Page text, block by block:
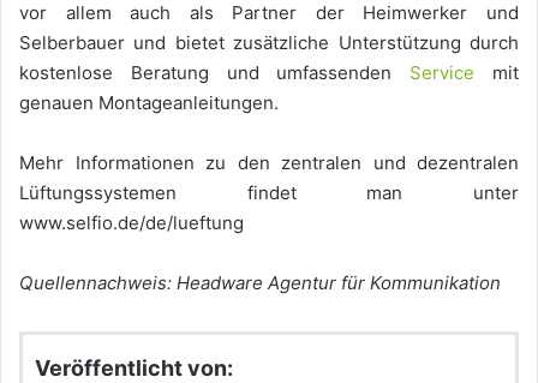
vor allem auch als Partner der Heimwerker und
Selberbauer und bietet zusätzliche Unterstützung durch
kostenlose Beratung und umfassenden Service mit
genauen Montageanleitungen.
Mehr Informationen zu den zentralen und dezentralen
Lüftungssystemen findet man unter
www.selfio.de/de/lueftung
Quellennachweis: Headware Agentur für Kommunikation
Veröffentlicht von: